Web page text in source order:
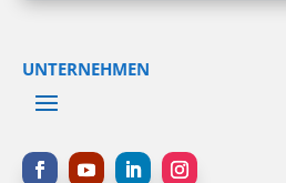
UNTERNEHMEN